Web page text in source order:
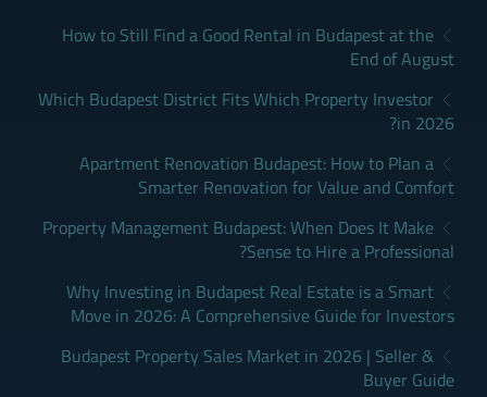
How to Still Find a Good Rental in Budapest at the
End of August
Which Budapest District Fits Which Property Investor
in 2026?
Apartment Renovation Budapest: How to Plan a
Smarter Renovation for Value and Comfort
Property Management Budapest: When Does It Make
Sense to Hire a Professional?
Why Investing in Budapest Real Estate is a Smart
Move in 2026: A Comprehensive Guide for Investors
Budapest Property Sales Market in 2026 | Seller &
Buyer Guide